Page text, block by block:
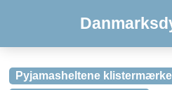
Pyjamasheltene